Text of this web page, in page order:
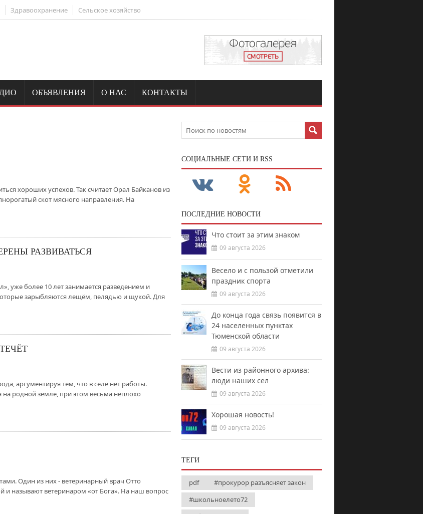
Здравоохранение Сельское хозяйство
ОБЪЯВЛЕНИЯ О НАС КОНТАКТЫ
хороших успехов. Так считает Орал Байканов из
скот мясного направления. На
РАЗВИВАТЬСЯ
уже более 10 лет занимается разведением и
зарыбляются лещём, пелядью и щукой. Для
аргументируя тем, что в селе нет работы.
на родной земле, при этом весьма неплохо
Один из них - ветеринарный врач Отто
называют ветеринаром «от Бога». На наш вопрос
CОЦИАЛЬНЫЕ СЕТИ И RSS
ПОСЛЕДНИЕ НОВОСТИ
Что стоит за этим знаком
09 августа 2026
Весело и с пользой отметили
праздник спорта
09 августа 2026
До конца года связь появится в
24 населенных пунктах
Тюменской области
09 августа 2026
Вести из районного архива:
люди наших сел
09 августа 2026
Хорошая новость!
09 августа 2026
ТЕГИ
pdf
#прокурор разъясняет закон
#школьноелето72